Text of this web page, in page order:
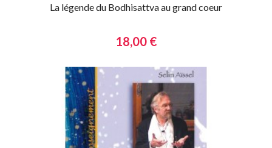
La légende du Bodhisattva au grand coeur
18,00 €